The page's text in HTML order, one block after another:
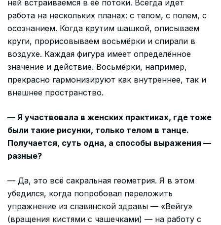
ней встраиваемся в её потоки. Всегда идет
работа на нескольких планах: с телом, с полем, с
осознанием. Когда крутим шашкой, описываем
круги, прорисовываем восьмёрки и спирали в
воздухе. Каждая фигура имеет определённое
значение и действие. Восьмёрки, например,
прекрасно гармонизируют как внутреннее, так и
внешнее пространство.
— Я участвовала в женских практиках, где тоже
были такие рисунки, только телом в танце.
Получается, суть одна, а способы выражения —
разные?
— Да, это всё сакральная геометрия. Я в этом
убедился, когда попробовал переложить
упражнение из славянской здравы — «Вейгу»
(вращения кистями с чашечками) — на работу с